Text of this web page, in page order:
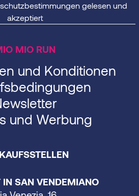
gelesen und
akzeptiert
MIO RUN
und Konditionen
und Werbung
IN SAN VENDEMIANO